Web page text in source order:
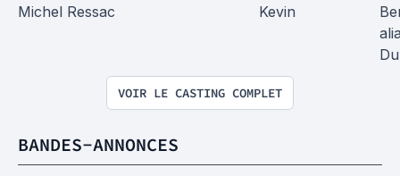
Michel Ressac
Kevin
VOIR LE CASTING COMPLET
BANDES-ANNONCES